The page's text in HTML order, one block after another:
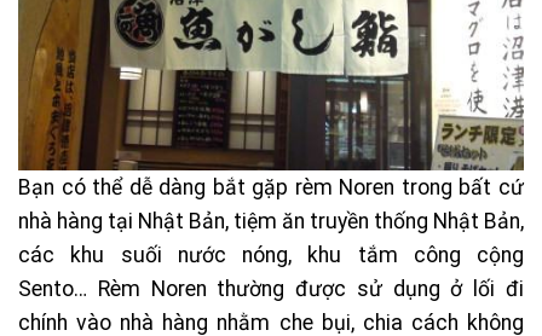
Bạn có thể dễ dàng bắt gặp rèm Noren trong bất cứ
nhà hàng tại Nhật Bản, tiệm ăn truyền thống Nhật Bản,
các khu suối nước nóng, khu tắm công cộng
Sento… Rèm Noren thường được sử dụng ở lối đi
chính vào nhà hàng nhằm che bụi, chia cách không